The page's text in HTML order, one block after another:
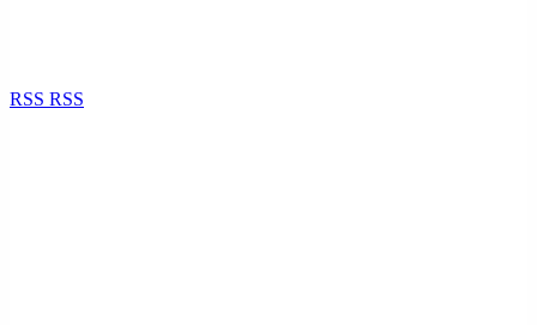
RSS RSS